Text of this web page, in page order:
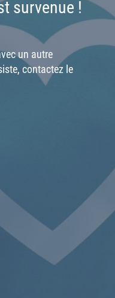
survenue !
un autre
contactez le